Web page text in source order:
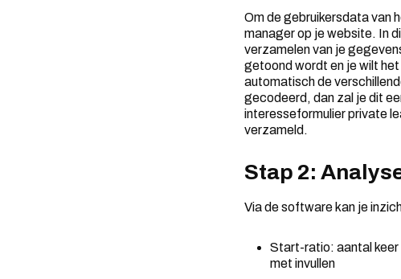
Om de gebruikersdata van
manager op je website. In
verzamelen van je
getoond wordt en je wilt
automatisch de
gecodeerd, dan zal je dit
interesseformulier private
verzameld.
Stap 2:
Via de software kan je
Start-ratio: aantal keer
met invullen